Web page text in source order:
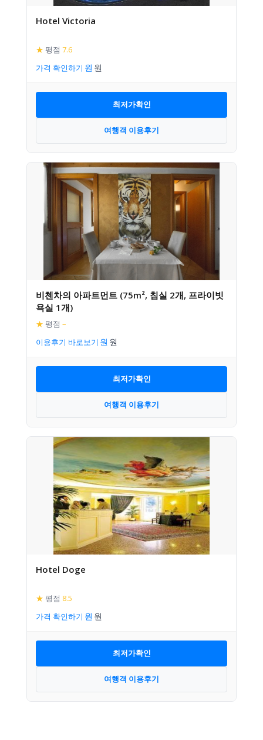
Hotel Victoria
★ 평점 7.6
가격 확인하기
최저가확인
여행객 이용후기
비첸차의 아파트먼트 (75m², 침실 2개, 프라이빗
욕실 1개)
★ 평점 –
이용후기 바로보기
최저가확인
여행객 이용후기
Hotel Doge
★ 평점 8.5
가격 확인하기
최저가확인
여행객 이용후기